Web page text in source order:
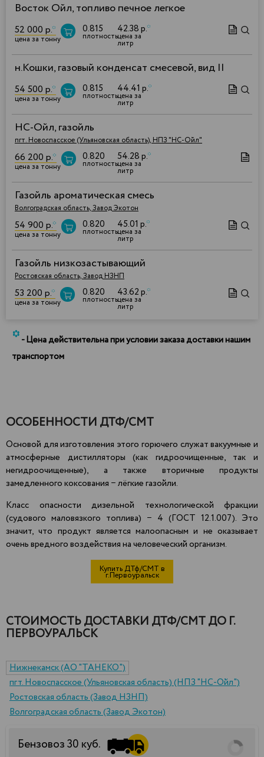
Восток Ойл, топливо печное легкое
52 000 р.*
цена за тонну
0.815
плотность
42.38 р.*
цена за
литр
н.Кошки, газовый конденсат смесевой, вид II
54 500 р.*
цена за тонну
0.815
плотность
44.41 р.*
цена за
литр
НС-Ойл, газойль
пгт. Новоспасское (Ульяновская область), НПЗ "НС-Ойл"
66 200 р.*
цена за тонну
0.820
плотность
54.28 р.*
цена за
литр
Газойль ароматическая смесь
Волгоградская область, Завод Экотон
54 900 р.*
цена за тонну
0.820
плотность
45.01 р.*
цена за
литр
Газойль низкозастывающий
Ростовская область, Завод НЗНП
53 200 р.*
цена за тонну
0.820
плотность
43.62 р.*
цена за
литр
*- Цена действительна при условии заказа доставки нашим
транспортом
ОСОБЕННОСТИ ДТФ/СМТ
Основой для изготовления этого горючего служат вакуумные и
атмосферные дистилляторы (как гидроочищенные, так и
негидроочищенные), а также вторичные продукты
замедленного коксования − лёгкие газойли.
Класс опасности дизельной технологической фракции
(судового маловязкого топлива) − 4 (ГОСТ 12.1.007). Это
значит, что продукт являетсямалоопасным и не оказывает
очень вредного воздействия на человеческий организм.
Купить ДТф/СМТ в
г.Первоуральск
СТОИМОСТЬ ДОСТАВКИ ДТФ/СМТ ДО Г.
ПЕРВОУРАЛЬСК
Нижнекамск (АО "ТАНЕКО")
пгт. Новоспасское (Ульяновская область) (НПЗ "НС-Ойл")
Ростовская область (Завод НЗНП)
Волгоградская область (Завод Экотон)
Бензовоз30 куб.